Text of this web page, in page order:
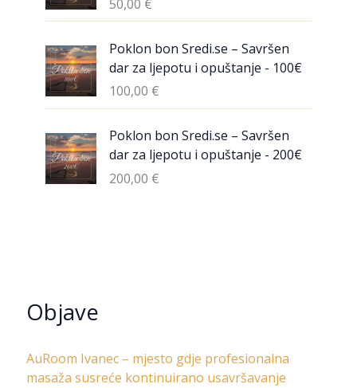
50,00 €
Poklon bon Sredi.se – Savršen
dar za ljepotu i opuštanje - 100€
100,00 €
Poklon bon Sredi.se – Savršen
dar za ljepotu i opuštanje - 200€
200,00 €
Objave
AuRoom Ivanec – mjesto gdje profesionalna
masaža susreće kontinuirano usavršavanje